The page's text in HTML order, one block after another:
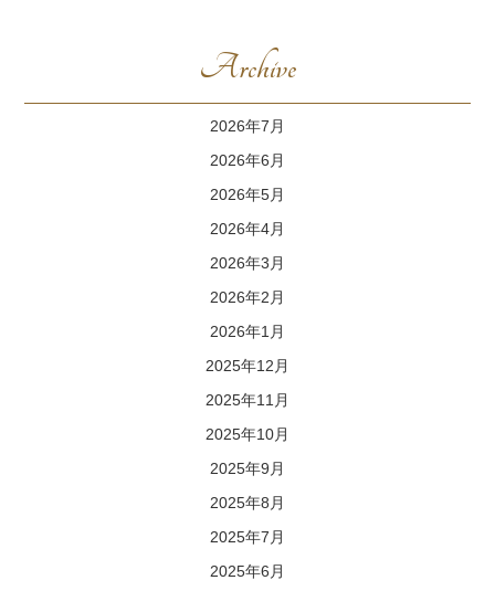
Archive
2026年7月
2026年6月
2026年5月
2026年4月
2026年3月
2026年2月
2026年1月
2025年12月
2025年11月
2025年10月
2025年9月
2025年8月
2025年7月
2025年6月